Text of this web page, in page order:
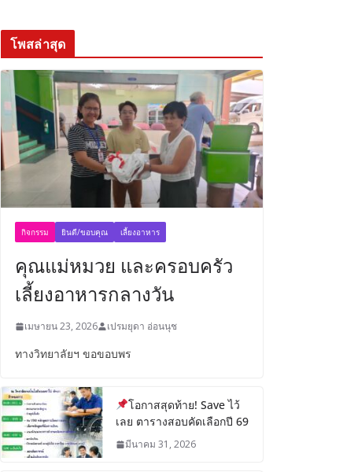
โพสล่าสุด
กิจกรรม ยินดี/ขอบคุณ เลี้ยงอาหาร
คุณแม่หมวย และครอบครัว
เลี้ยงอาหารกลางวัน
เมษายน 23, 2026 เปรมยุดา อ่อนนุช
ทางวิทยาลัยฯ ขอขอบพร
โอกาสสุดท้าย! Save ไว้
เลย ตารางสอบคัดเลือกปี 69
มีนาคม 31, 2026